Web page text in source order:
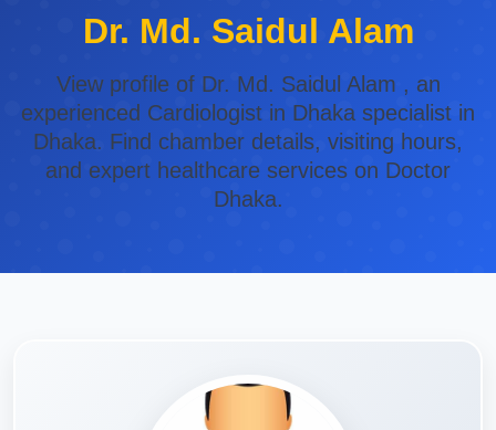
Dr. Md. Saidul Alam
View profile of Dr. Md. Saidul Alam , an
experienced Cardiologist in Dhaka specialist in
Dhaka. Find chamber details, visiting hours,
and expert healthcare services on Doctor
Dhaka.